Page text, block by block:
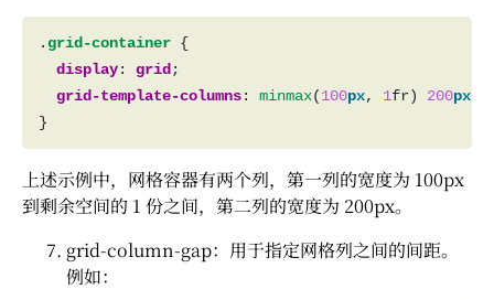
.grid-container
display: grid
grid-template-columns: minmax(100px, 1fr) 200px
上述示例中，网格容器有两个列，第一列的宽度为 100px
到剩余空间的 1 份之间，第二列的宽度为 200px。
grid-column-gap：用于指定网格列之间的间距。
例如：